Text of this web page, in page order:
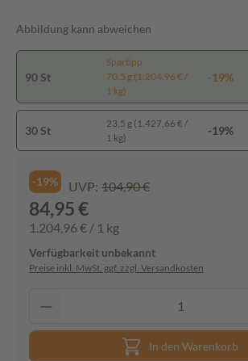
Abbildung kann abweichen
90 St
Spartipp
70,5 g (1.204,96 € /
1 kg)
-19%
30 St
23,5 g (1.427,66 € /
1 kg)
-19%
-19% UVP: 104,90 €
84,95 €
1.204,96 € / 1 kg
Verfügbarkeit unbekannt
Preise inkl. MwSt. ggf. zzgl. Versandkosten
In den Warenkorb